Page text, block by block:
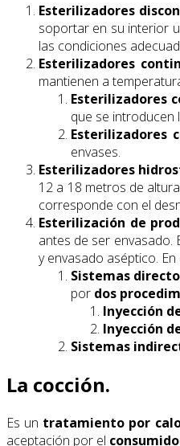
Esterilizadores
soportar en su interior
las condiciones
Esterilizadores
mantienen a
Esterilizadores
que se introducen
Esterilizadores
envases.
Esterilizadores
12 a 18 metros de
corresponde con el
Esterilización de
antes de ser envasado.
y envasado aséptico.
Sistemas
por dos
Inyección
Inyección
Sistemas
La cocción.
Es un tratamiento por
aceptación por el